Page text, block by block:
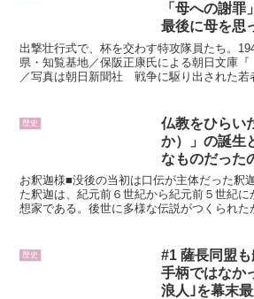
「母への謝
最後に母を思
出撃壮行式で、杯を交わす特攻隊員たち。
県・知覧基地／保阪正康氏による朝日文庫『
／写真は朝日新聞社 戦争に駆り出された若
歴史
仏教をひらい
か）」の誕生
なものだった
王子として生
家─【釈迦の
お釈迦様■没後の当初は口伝が主体だった
た釈迦は、紀元前６世紀から紀元前５世紀
想家である。後世に多様な伝説がつくられ
歴史
#1 薩長同盟
手柄ではなか
浪人｣を幕末